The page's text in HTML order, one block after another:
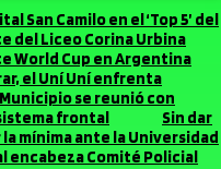
San Camilo en el ‘Top 5’ del
del Liceo Corina Urbina
World Cup en Argentina
el Uní Uní enfrenta
Municipio se reunió con
frontal
Sin dar
mínima ante la Universidad
encabeza Comité Policial